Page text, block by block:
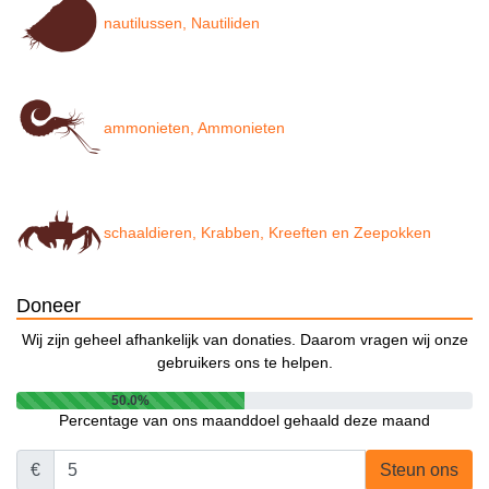
nautilussen, Nautiliden
ammonieten, Ammonieten
schaaldieren, Krabben, Kreeften en Zeepokken
Doneer
Wij zijn geheel afhankelijk van donaties. Daarom vragen wij onze
gebruikers ons te helpen.
50.0%
Percentage van ons maanddoel gehaald deze maand
€ Steun ons